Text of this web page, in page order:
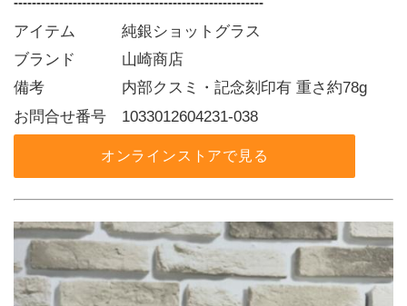
アイテム   純銀ショットグラス
ブランド   山崎商店
備考     内部クスミ・記念刻印有 重さ約78g
お問合せ番号 1033012604231-038
オンラインストアで見る